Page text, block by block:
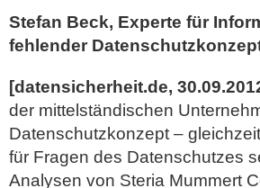
Stefan Beck, Experte für
fehlender
[datensicherheit.de,
der mittelständischen
Datenschutzkonzept –
für Fragen des Datenschutzes
Analysen von Steria Mummert